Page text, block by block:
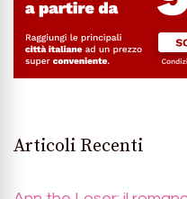
Articoli Recenti